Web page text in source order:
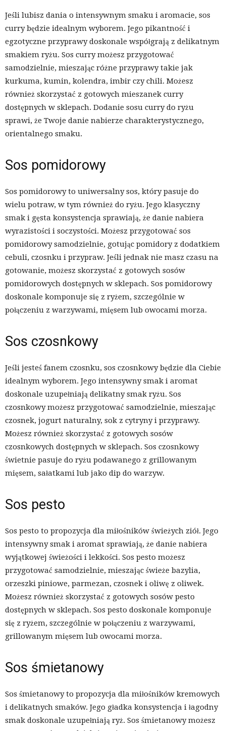
Jeśli lubisz dania o intensywnym smaku i aromacie, sos
curry będzie idealnym wyborem. Jego pikantność i
egzotyczne przyprawy doskonale współgrają z delikatnym
smakiem ryżu. Sos curry możesz przygotować
samodzielnie, mieszając różne przyprawy takie jak
kurkuma, kumin, kolendra, imbir czy chili. Możesz
również skorzystać z gotowych mieszanek curry
dostępnych w sklepach. Dodanie sosu curry do ryżu
sprawi, że Twoje danie nabierze charakterystycznego,
orientalnego smaku.
Sos pomidorowy
Sos pomidorowy to uniwersalny sos, który pasuje do
wielu potraw, w tym również do ryżu. Jego klasyczny
smak i gęsta konsystencja sprawiają, że danie nabiera
wyrazistości i soczystości. Możesz przygotować sos
pomidorowy samodzielnie, gotując pomidory z dodatkiem
cebuli, czosnku i przypraw. Jeśli jednak nie masz czasu na
gotowanie, możesz skorzystać z gotowych sosów
pomidorowych dostępnych w sklepach. Sos pomidorowy
doskonale komponuje się z ryżem, szczególnie w
połączeniu z warzywami, mięsem lub owocami morza.
Sos czosnkowy
Jeśli jesteś fanem czosnku, sos czosnkowy będzie dla Ciebie
idealnym wyborem. Jego intensywny smak i aromat
doskonale uzupełniają delikatny smak ryżu. Sos
czosnkowy możesz przygotować samodzielnie, mieszając
czosnek, jogurt naturalny, sok z cytryny i przyprawy.
Możesz również skorzystać z gotowych sosów
czosnkowych dostępnych w sklepach. Sos czosnkowy
świetnie pasuje do ryżu podawanego z grillowanym
mięsem, sałatkami lub jako dip do warzyw.
Sos pesto
Sos pesto to propozycja dla miłośników świeżych ziół. Jego
intensywny smak i aromat sprawiają, że danie nabiera
wyjątkowej świeżości i lekkości. Sos pesto możesz
przygotować samodzielnie, mieszając świeże bazylia,
orzeszki piniowe, parmezan, czosnek i oliwę z oliwek.
Możesz również skorzystać z gotowych sosów pesto
dostępnych w sklepach. Sos pesto doskonale komponuje
się z ryżem, szczególnie w połączeniu z warzywami,
grillowanym mięsem lub owocami morza.
Sos śmietanowy
Sos śmietanowy to propozycja dla miłośników kremowych
i delikatnych smaków. Jego gładka konsystencja i łagodny
smak doskonale uzupełniają ryż. Sos śmietanowy możesz